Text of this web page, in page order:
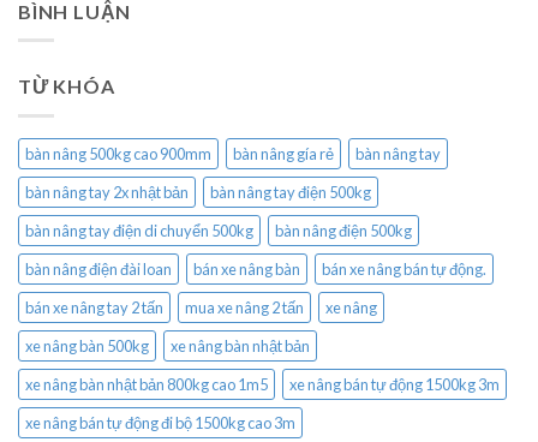
BÌNH LUẬN
TỪ KHÓA
bàn nâng 500kg cao 900mm bàn nâng gía rẻ
bàn nâng tay
bàn nâng tay 2x nhật bản
bàn nâng tay điện 500kg
bàn nâng tay điện di chuyển 500kg
bàn nâng điện 500kg
bàn nâng điện đài loan
bán xe nâng bàn
bán xe nâng bán tự động.
bán xe nâng tay 2 tấn
mua xe nâng 2 tấn
xe nâng
xe nâng bàn 500kg
xe nâng bàn nhật bản
xe nâng bàn nhật bản 800kg cao 1m5
xe nâng bán tự động 1500kg 3m
xe nâng bán tự động đi bộ 1500kg cao 3m